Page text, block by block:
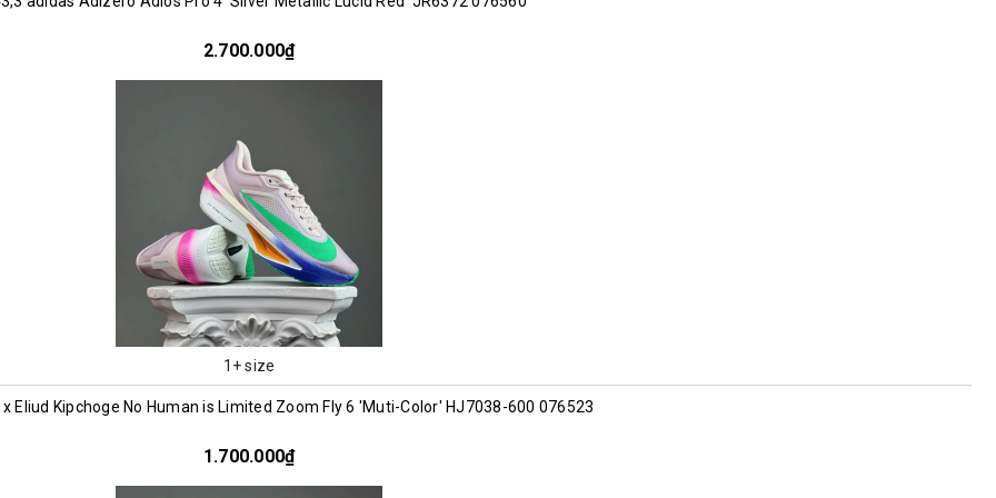
2.700.000₫
1+ size
x Eliud Kipchoge No Human is Limited Zoom Fly 6 'Muti-Color' HJ7038-600 076523
1.700.000₫